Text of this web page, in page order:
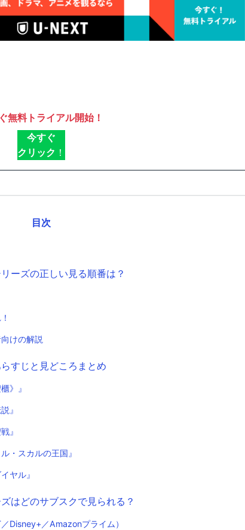
無料トライアル開始！
今すぐ
クリック ！
目次
ーズの正しい見る順番は？
けの解説
すじと見どころまとめ
》』
』
』
・スカルの王国』
ヤル』
はどのサブスクで見られる？
Disney+／Amazonプライム）